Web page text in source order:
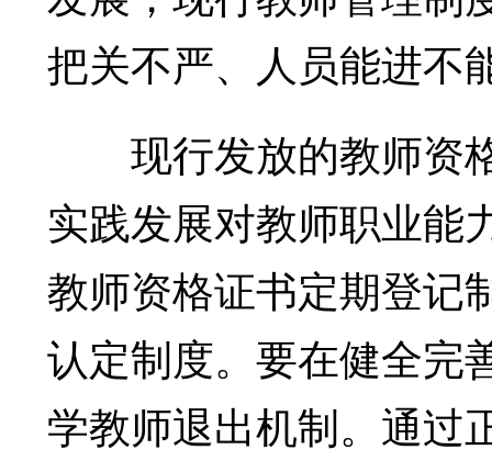
把关不严、人员能进不
现行发放的教师资
实践发展对教师职业能
教师资格证书定期登记
认定制度。要在健全完
学教师退出机制。通过